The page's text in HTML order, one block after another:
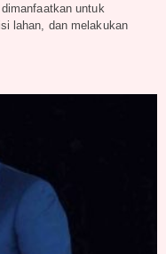
untuk
lahan, dan melakukan